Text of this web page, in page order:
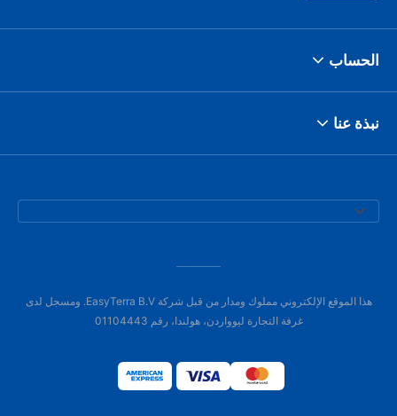
الحساب
نبذة عنا
هذا الموقع الإلكتروني مملوك ومدار من قبل شركة EasyTerra B.V. ومسجل لدى
غرفة التجارة ليوواردن، هولندا، رقم 01104443